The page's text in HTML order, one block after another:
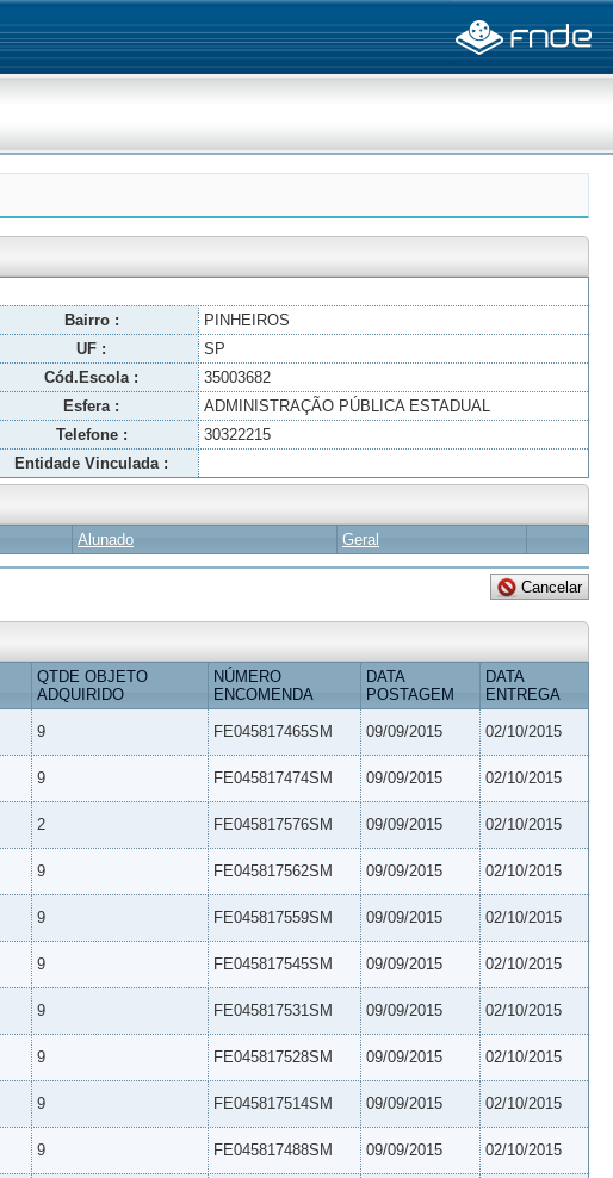
Bairro :
PINHEIROS
UF :
SP
Cód.Escola :
35003682
Esfera :
ADMINISTRAÇÃO PÚBLICA ESTADUAL
Telefone :
30322215
Entidade Vinculada :
Alunado Geral
QTDE OBJETO
ADQUIRIDO
NÚMERO
ENCOMENDA
DATA
POSTAGEM
DATA
ENTREGA
9 FE045817465SM 09/09/2015 02/10/2015
9 FE045817474SM 09/09/2015 02/10/2015
2 FE045817576SM 09/09/2015 02/10/2015
9 FE045817562SM 09/09/2015 02/10/2015
9 FE045817559SM 09/09/2015 02/10/2015
9 FE045817545SM 09/09/2015 02/10/2015
9 FE045817531SM 09/09/2015 02/10/2015
9 FE045817528SM 09/09/2015 02/10/2015
9 FE045817514SM 09/09/2015 02/10/2015
9 FE045817488SM 09/09/2015 02/10/2015